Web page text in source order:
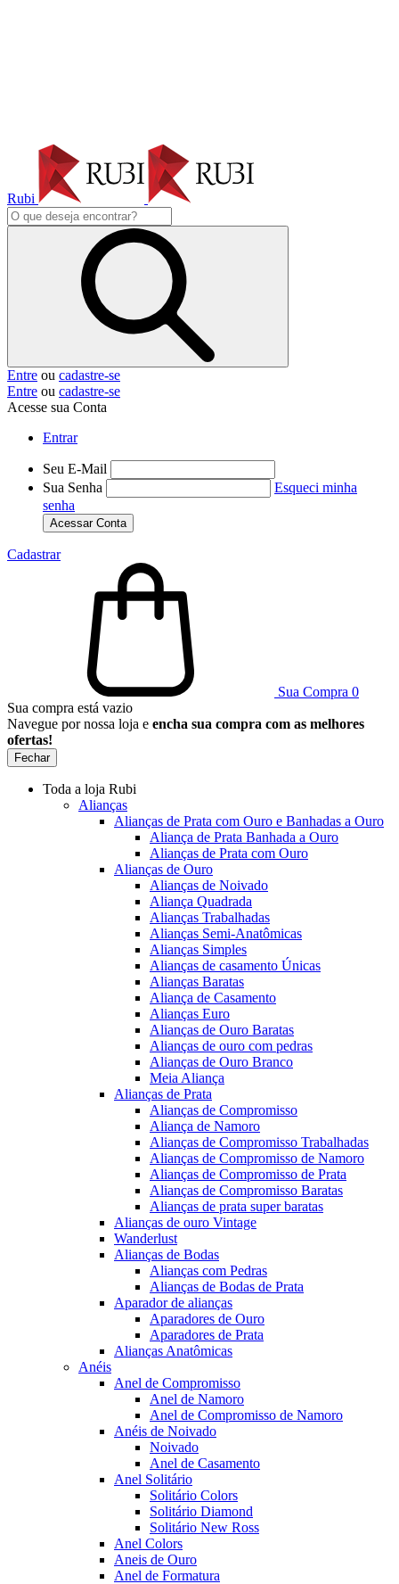
Rubi
Entre ou cadastre-se
Entre ou cadastre-se
Acesse sua Conta
Entrar
Seu E-Mail
Sua Senha
Esqueci minha
senha
Acessar Conta
Cadastrar
Sua Compra 0
Sua compra está vazio
Navegue por nossa loja e encha sua compra com as melhores
ofertas!
Fechar
Toda a loja Rubi
Alianças
Alianças de Prata com Ouro e Banhadas a Ouro
Aliança de Prata Banhada a Ouro
Alianças de Prata com Ouro
Alianças de Ouro
Alianças de Noivado
Aliança Quadrada
Alianças Trabalhadas
Alianças Semi-Anatômicas
Alianças Simples
Alianças de casamento Únicas
Alianças Baratas
Aliança de Casamento
Alianças Euro
Alianças de Ouro Baratas
Alianças de ouro com pedras
Alianças de Ouro Branco
Meia Aliança
Alianças de Prata
Alianças de Compromisso
Aliança de Namoro
Alianças de Compromisso Trabalhadas
Alianças de Compromisso de Namoro
Alianças de Compromisso de Prata
Alianças de Compromisso Baratas
Alianças de prata super baratas
Alianças de ouro Vintage
Wanderlust
Alianças de Bodas
Alianças com Pedras
Alianças de Bodas de Prata
Aparador de alianças
Aparadores de Ouro
Aparadores de Prata
Alianças Anatômicas
Anéis
Anel de Compromisso
Anel de Namoro
Anel de Compromisso de Namoro
Anéis de Noivado
Noivado
Anel de Casamento
Anel Solitário
Solitário Colors
Solitário Diamond
Solitário New Ross
Anel Colors
Aneis de Ouro
Anel de Formatura